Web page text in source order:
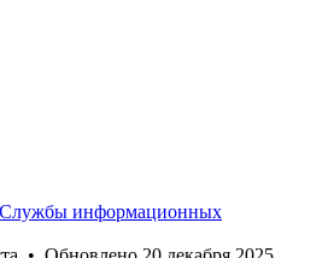
информационных